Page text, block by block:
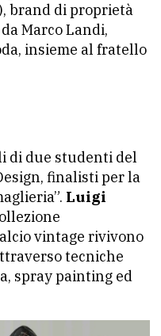
brand di proprietà
Marco Landi,
insieme al fratello
di due studenti del
finalisti per la
Luigi
vintage rivivono
tecniche
spray painting ed